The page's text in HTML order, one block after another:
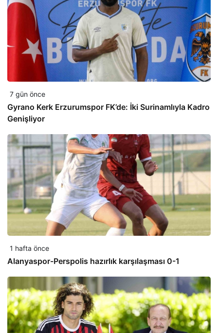
7 gün önce
Gyrano Kerk Erzurumspor FK’de: İki Surinamlıyla Kadro
Genişliyor
1 hafta önce
Alanyaspor-Perspolis hazırlık karşılaşması 0-1